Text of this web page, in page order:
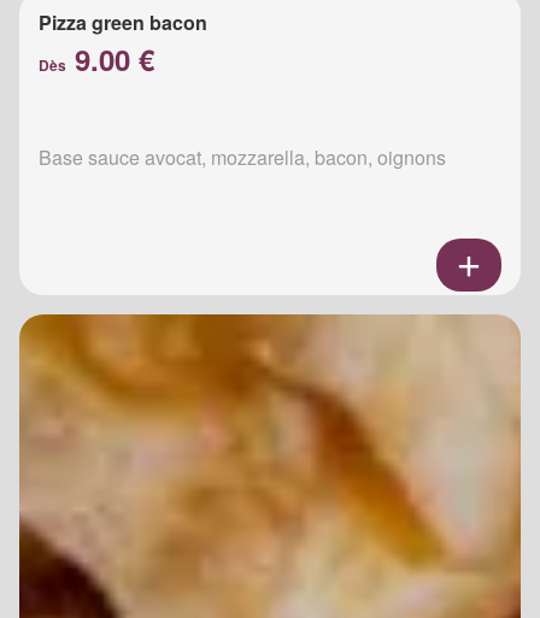
Pizza green bacon
Dès 9.00 €
Base sauce avocat, mozzarella, bacon, oignons